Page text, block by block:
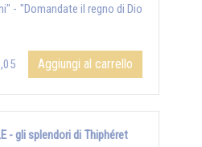
- "Domandate il regno di Dio
Aggiungi al carrello
- gli splendori di Thiphéret